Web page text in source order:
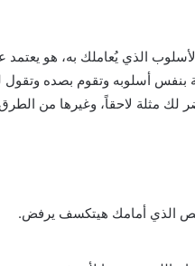
الذي يُعاملك به، هو
أسلوبه وتقوم بصده وتقول له
مثلة لاحقاً، وغيرها من
الذي أمامك هيتكسف يرفض.